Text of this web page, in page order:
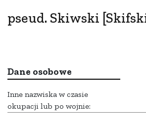
pseud. Skiwski
Dane osobowe
Inne nazwiska w czasie
okupacji lub po wojnie: